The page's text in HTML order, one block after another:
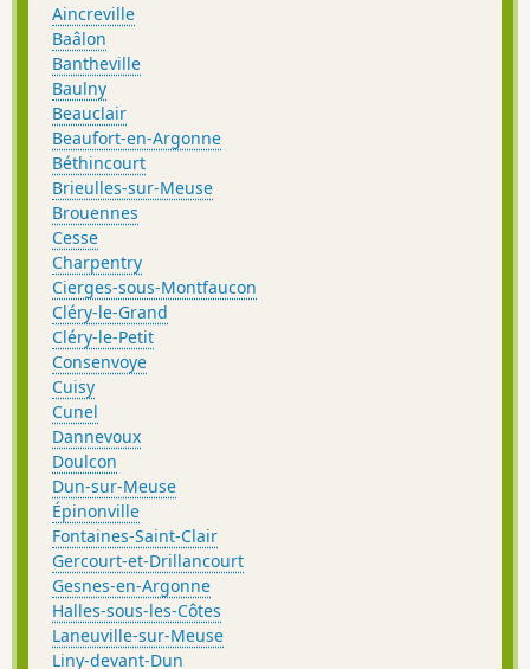
Aincreville
Baâlon
Bantheville
Baulny
Beauclair
Beaufort-en-Argonne
Béthincourt
Brieulles-sur-Meuse
Brouennes
Cesse
Charpentry
Cierges-sous-Montfaucon
Cléry-le-Grand
Cléry-le-Petit
Consenvoye
Cuisy
Cunel
Dannevoux
Doulcon
Dun-sur-Meuse
Épinonville
Fontaines-Saint-Clair
Gercourt-et-Drillancourt
Gesnes-en-Argonne
Halles-sous-les-Côtes
Laneuville-sur-Meuse
Liny-devant-Dun